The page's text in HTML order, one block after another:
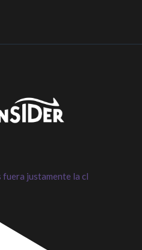
justamente la cl